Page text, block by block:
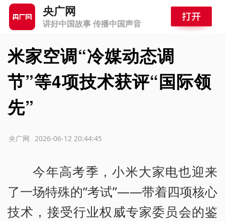
央广网
讲好中国故事 传播中国声音
米家空调“冷媒动态调
节”等4项技术获评“国际领
先”
2026-06-12 20:44:45
央广网
今年高考季，小米大家电也迎来
了一场特殊的“考试”——带着四项核心
技术，接受行业权威专家委员会的鉴